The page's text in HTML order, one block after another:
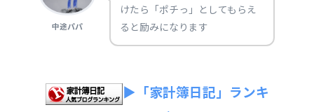
中途パパ
けたら「ポチっ」としてもらえ
ると励みになります
▶「家計簿日記」ランキ